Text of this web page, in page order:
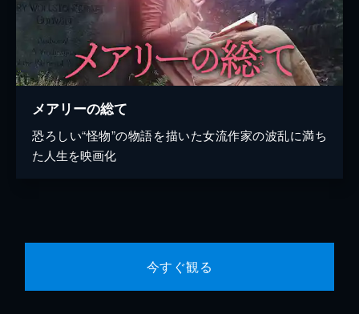
メアリーの総て
恐ろしい“怪物”の物語を描いた女流作家の波乱に満ち
た人生を映画化
今すぐ観る